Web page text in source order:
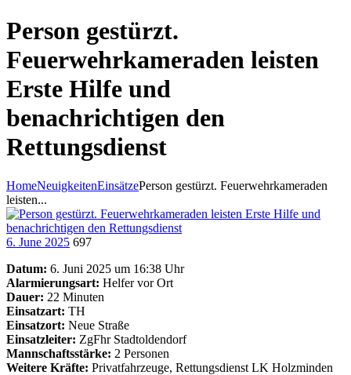
Person gestürzt.
Feuerwehrkameraden leisten
Erste Hilfe und
benachrichtigen den
Rettungsdienst
HomeNeuigkeitenEinsätzePerson gestürzt. Feuerwehrkameraden
leisten...
6. June 2025 697
Datum: 6. Juni 2025 um 16:38 Uhr
Alarmierungsart: Helfer vor Ort
Dauer: 22 Minuten
Einsatzart: TH
Einsatzort: Neue Straße
Einsatzleiter: ZgFhr Stadtoldendorf
Mannschaftsstärke: 2 Personen
Weitere Kräfte: Privatfahrzeuge, Rettungsdienst LK Holzminden